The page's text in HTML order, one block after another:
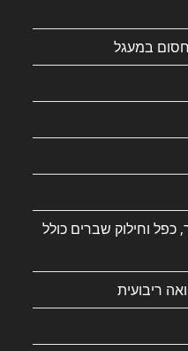
במעגל
כפל וחילוק שברים כולל
ריבועית